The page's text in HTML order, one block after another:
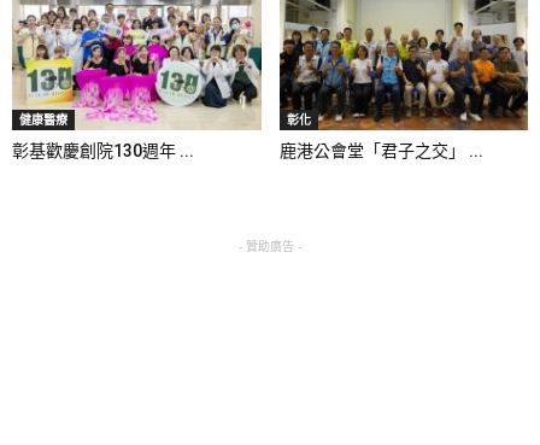
健康醫療
彰基歡慶創院130週年 ...
彰化
鹿港公會堂「君子之交」 ...
- 贊助廣告 -